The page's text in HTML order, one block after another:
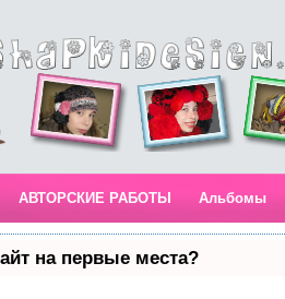
АВТОРСКИЕ РАБОТЫ Альбомы
на первые места?